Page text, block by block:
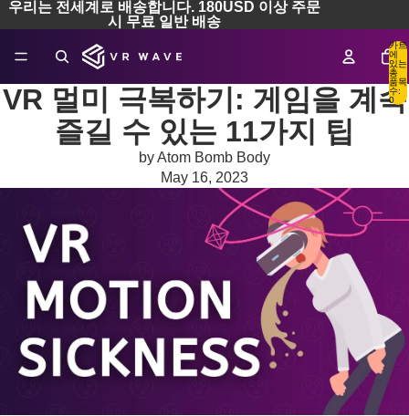
우리는 전세계로 배송합니다. 180USD 이상 주문
시 무료 일반 배송
카트
에
있는
총
품목
수:
0
VR 멀미 극복하기: 게임을 계속
즐길 수 있는 11가지 팁
by Atom Bomb Body
May 16, 2023